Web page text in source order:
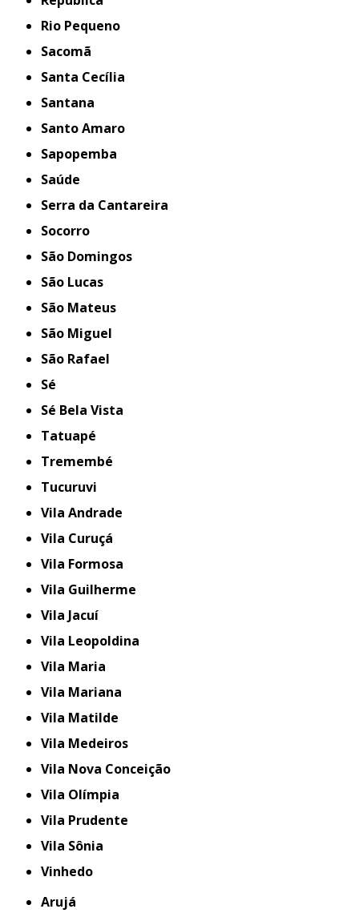
Rio Pequeno
Sacomã
Santa Cecília
Santana
Santo Amaro
Sapopemba
Saúde
Serra da Cantareira
Socorro
São Domingos
São Lucas
São Mateus
São Miguel
São Rafael
Sé
Sé Bela Vista
Tatuapé
Tremembé
Tucuruvi
Vila Andrade
Vila Curuçá
Vila Formosa
Vila Guilherme
Vila Jacuí
Vila Leopoldina
Vila Maria
Vila Mariana
Vila Matilde
Vila Medeiros
Vila Nova Conceição
Vila Olímpia
Vila Prudente
Vila Sônia
Vinhedo
Arujá